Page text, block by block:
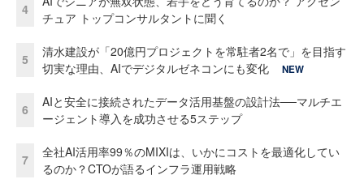
4
チュア トップコンサルタントに聞く
5
清水建設が「20億円プロジェクトを常駐者2名で」を目指す
切実な理由、AIでデジタルゼネコンにも変化
NEW
6
AIと安全に接続されたデータ活用基盤の設計法──マルチエ
ージェント導入を成功させる5ステップ
7
全社AI活用率99％のMIXIは、いかにコストを最適化してい
るのか？CTOが語るインフラ運用戦略